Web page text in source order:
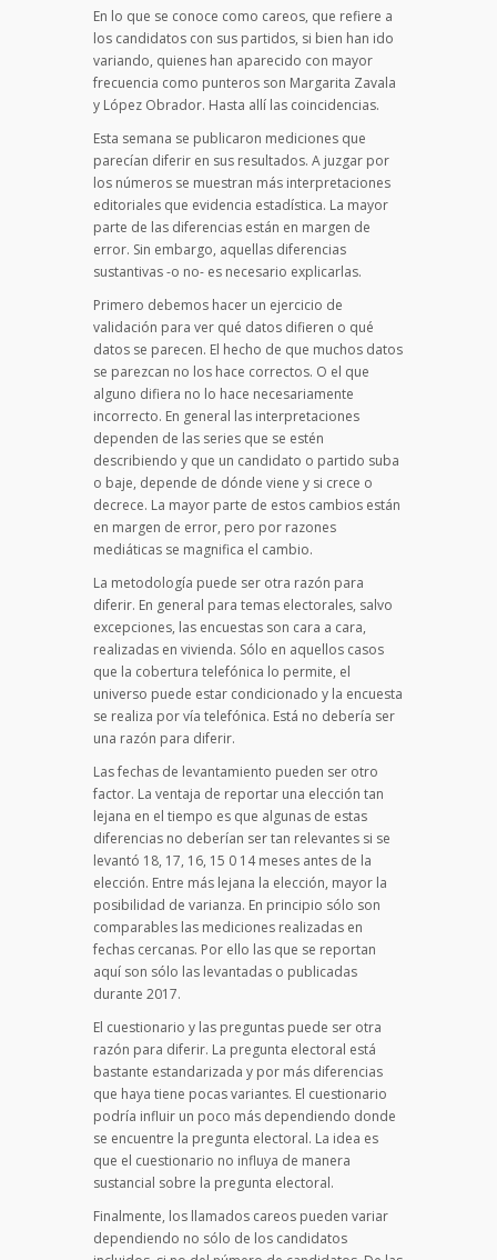
En lo que se conoce como careos, que refiere a
los candidatos con sus partidos, si bien han ido
variando, quienes han aparecido con mayor
frecuencia como punteros son Margarita Zavala
y López Obrador. Hasta allí las coincidencias.
Esta semana se publicaron mediciones que
parecían diferir en sus resultados. A juzgar por
los números se muestran más interpretaciones
editoriales que evidencia estadística. La mayor
parte de las diferencias están en margen de
error. Sin embargo, aquellas diferencias
sustantivas -o no- es necesario explicarlas.
Primero debemos hacer un ejercicio de
validación para ver qué datos difieren o qué
datos se parecen. El hecho de que muchos datos
se parezcan no los hace correctos. O el que
alguno difiera no lo hace necesariamente
incorrecto. En general las interpretaciones
dependen de las series que se estén
describiendo y que un candidato o partido suba
o baje, depende de dónde viene y si crece o
decrece. La mayor parte de estos cambios están
en margen de error, pero por razones
mediáticas se magnifica el cambio.
La metodología puede ser otra razón para
diferir. En general para temas electorales, salvo
excepciones, las encuestas son cara a cara,
realizadas en vivienda. Sólo en aquellos casos
que la cobertura telefónica lo permite, el
universo puede estar condicionado y la encuesta
se realiza por vía telefónica. Está no debería ser
una razón para diferir.
Las fechas de levantamiento pueden ser otro
factor. La ventaja de reportar una elección tan
lejana en el tiempo es que algunas de estas
diferencias no deberían ser tan relevantes si se
levantó 18, 17, 16, 15 0 14 meses antes de la
elección. Entre más lejana la elección, mayor la
posibilidad de varianza. En principio sólo son
comparables las mediciones realizadas en
fechas cercanas. Por ello las que se reportan
aquí son sólo las levantadas o publicadas
durante 2017.
El cuestionario y las preguntas puede ser otra
razón para diferir. La pregunta electoral está
bastante estandarizada y por más diferencias
que haya tiene pocas variantes. El cuestionario
podría influir un poco más dependiendo donde
se encuentre la pregunta electoral. La idea es
que el cuestionario no influya de manera
sustancial sobre la pregunta electoral.
Finalmente, los llamados careos pueden variar
dependiendo no sólo de los candidatos